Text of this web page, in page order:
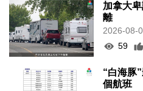
加拿大
離
2026-08-
59
“白海豚
個航班